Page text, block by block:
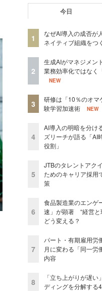
今日
1
なぜAI導入の成否が
ネイティブ組織をつ
2
生成AIがマネジメン
業務効率化ではなく
NEW
3
研修は「10％のオ
験学習加速術
NEW
4
AI導入の明暗を分け
ズリーチが語る「AI
役割」
5
JTBのタレントアク
ためのキャリア採用
策
6
食品製造業のエンゲ
速」が顕著 “経営と
どう変える？
7
パート・有期雇用労
月に変わる「同一労
内容
8
「立ち上がりが遅
ディングを分解する